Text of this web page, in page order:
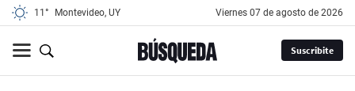
11° Montevideo, UY viernes 07 de agosto de 2026
Suscribite